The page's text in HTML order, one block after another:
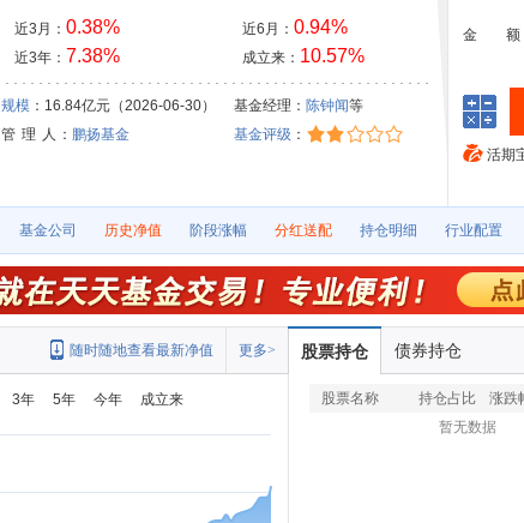
近3月： 0.38%
近3年： 7.38%
近6月： 0.94%
成立来： 10.57%
规模：16.84亿元（2026-06-30） 基金经理： 陈钟闻等
管 理 人 ： 鹏扬基金 基金评级 ：
金 额
活期
基金公司 历史净值 阶段涨幅 分红送配 持仓明细 行业配置
更多>
随时随地查看最新净值
3年 5年 今年 成立来
股票持仓 债券持仓
股票名称 持仓占比 涨跌
暂无数据